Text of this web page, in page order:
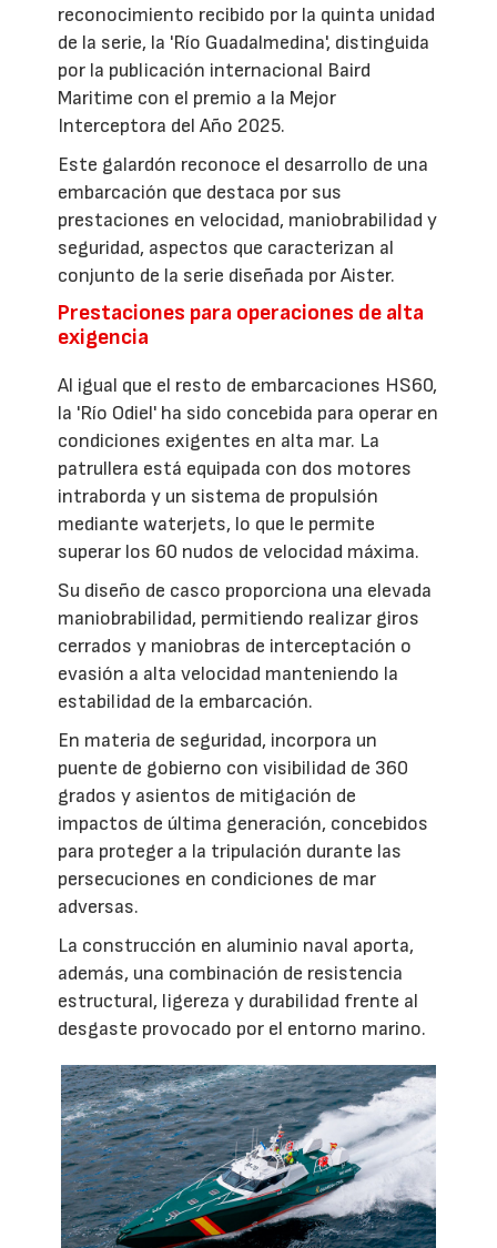
reconocimiento recibido por la quinta unidad
de la serie, la 'Río Guadalmedina', distinguida
por la publicación internacional Baird
Maritime con el premio a la Mejor
Interceptora del Año 2025.
Este galardón reconoce el desarrollo de una
embarcación que destaca por sus
prestaciones en velocidad, maniobrabilidad y
seguridad, aspectos que caracterizan al
conjunto de la serie diseñada por Aister.
Prestaciones para operaciones de alta
exigencia
Al igual que el resto de embarcaciones HS60,
la 'Río Odiel' ha sido concebida para operar en
condiciones exigentes en alta mar. La
patrullera está equipada con dos motores
intraborda y un sistema de propulsión
mediante waterjets, lo que le permite
superar los 60 nudos de velocidad máxima.
Su diseño de casco proporciona una elevada
maniobrabilidad, permitiendo realizar giros
cerrados y maniobras de interceptación o
evasión a alta velocidad manteniendo la
estabilidad de la embarcación.
En materia de seguridad, incorpora un
puente de gobierno con visibilidad de 360
grados y asientos de mitigación de
impactos de última generación, concebidos
para proteger a la tripulación durante las
persecuciones en condiciones de mar
adversas.
La construcción en aluminio naval aporta,
además, una combinación de resistencia
estructural, ligereza y durabilidad frente al
desgaste provocado por el entorno marino.